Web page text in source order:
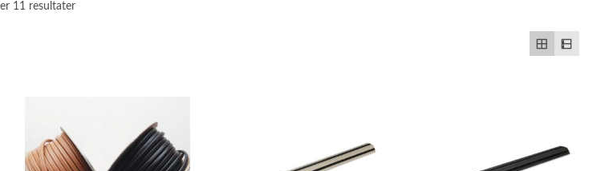
11 resultaterSorteret